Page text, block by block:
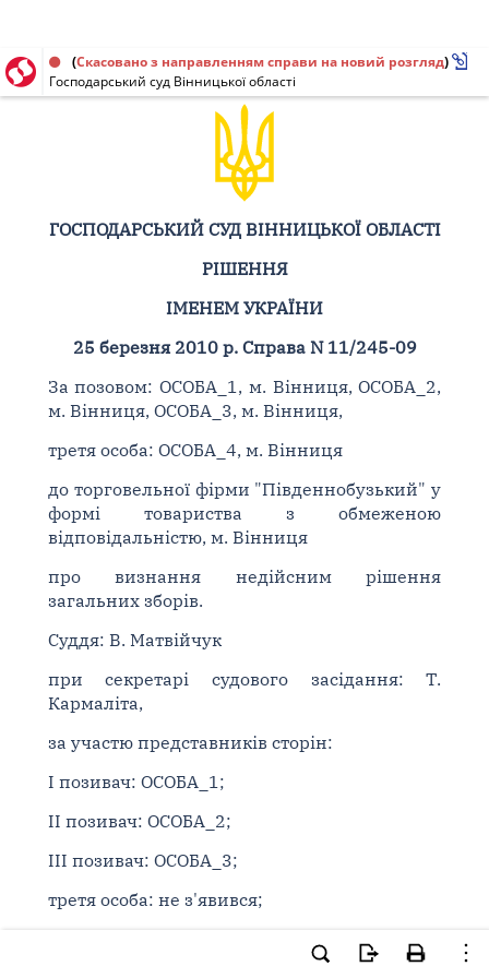
Рішення від 25.03.2010 № 11/245-09
(Скасовано з направленням справи на новий розгляд)
Господарський суд Вінницької області
ГОСПОДАРСЬКИЙ СУД ВІННИЦЬКОЇ ОБЛАСТІ
РІШЕННЯ
ІМЕНЕМ УКРАЇНИ
25 березня 2010 р. Справа N 11/245-09
За позовом: ОСОБА_1, м. Вінниця, ОСОБА_2,
м. Вінниця, ОСОБА_3, м. Вінниця,
третя особа: ОСОБА_4, м. Вінниця
до торговельної фірми "Південнобузький" у
формі товариства з обмеженою
відповідальністю, м. Вінниця
про визнання недійсним рішення
загальних зборів.
Суддя: В. Матвійчук
при секретарі судового засідання: Т.
Кармаліта,
за участю представників сторін:
I позивач: ОСОБА_1;
II позивач: ОСОБА_2;
III позивач: ОСОБА_3;
третя особа: не з'явився;
від відповідача: ОСОБА_5 за довіреністю [...];